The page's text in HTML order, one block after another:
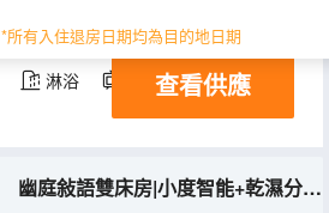
*所有入住退房日期均為目的地日期
28-35㎡ 3層 空調
淋浴 電視機 冰箱
查看供應
幽庭敍語雙床房|小度智能+乾濕分離+冰箱+洗衣機